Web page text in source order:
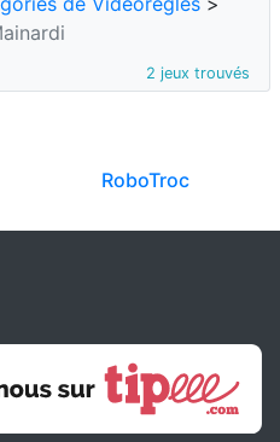
2 jeux trouvés
RoboTroc